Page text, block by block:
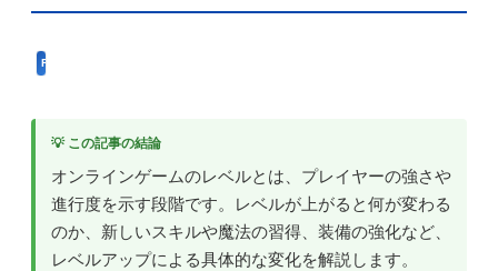
RPG用語
💡 この記事の結論
オンラインゲームのレベルとは、プレイヤーの強さや
進行度を示す段階です。レベルが上がると何が変わる
のか、新しいスキルや魔法の習得、装備の強化など、
レベルアップによる具体的な変化を解説します。